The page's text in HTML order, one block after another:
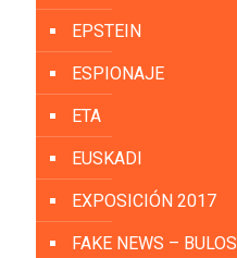
EPSTEIN
ESPIONAJE
ETA
EUSKADI
EXPOSICIÓN 2017
FAKE NEWS – BULOS